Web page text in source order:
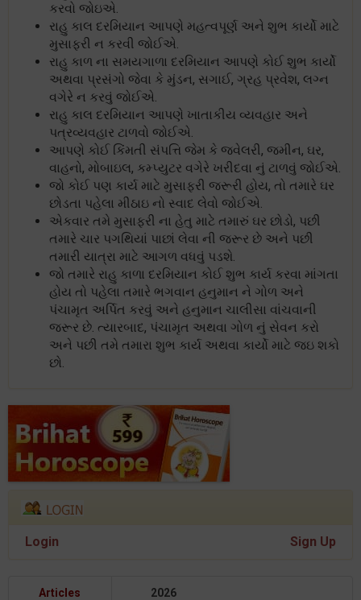
કરવો જોઇએ.
રાહુ કાલ દરમિયાન આપણે મહત્વપૂર્ણ અને શુભ કાર્યો માટે
મુસાફરી ન કરવી જોઈએ.
રાહુ કાળ ના સમયગાળા દરમિયાન આપણે કોઈ શુભ કાર્યો
અથવા પ્રસંગો જેવા કે મુંડન, સગાઈ, ગ્રહ પ્રવેશ, લગ્ન
વગેરે ન કરવું જોઈએ.
રાહુ કાલ દરમિયાન આપણે ખાતાકીય વ્યવહાર અને
પત્રવ્યવહાર ટાળવો જોઈએ.
આપણે કોઈ કિંમતી સંપત્તિ જેમ કે જ્વેલરી, જમીન, ઘર,
વાહનો, મોબાઇલ, કમ્પ્યુટર વગેરે ખરીદવા નું ટાળવું જોઈએ.
જો કોઈ પણ કાર્ય માટે મુસાફરી જરૂરી હોય, તો તમારે ઘર
છોડતા પહેલા મીઠાઇ નો સ્વાદ લેવો જોઈએ.
એકવાર તમે મુસાફરી ના હેતુ માટે તમારું ઘર છોડો, પછી
તમારે ચાર પગથિયાં પાછાં લેવા ની જરૂર છે અને પછી
તમારી યાત્રા માટે આગળ વધવું પડશે.
જો તમારે રાહુ કાળા દરમિયાન કોઈ શુભ કાર્ય કરવા માંગતા
હોય તો પહેલા તમારે ભગવાન હનુમાન ને ગોળ અને
પંચામૃત અર્પિત કરવું અને હનુમાન ચાલીસા વાંચવાની
જરૂર છે. ત્યારબાદ, પંચામૃત અથવા ગોળ નું સેવન કરો
અને પછી તમે તમારા શુભ કાર્ય અથવા કાર્યો માટે જઇ શકો
છો.
Login Sign Up
Articles 2026